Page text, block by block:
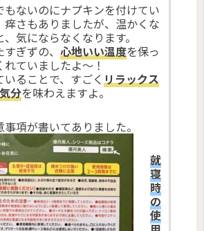
もないのにナプキンを付けてい
痒さもありましたが、温かくな
、気にならなくなります。
ぎずの、 心地いい温度を保っ
れていましたよ～！
いることで、すごく リラックス
分を味わえますよ。
項が書いてありました。
就
寝
時
の
使